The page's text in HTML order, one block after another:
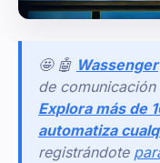
🤩 🤖 Wassenger
de
Explora más de
automatiza
registrándote